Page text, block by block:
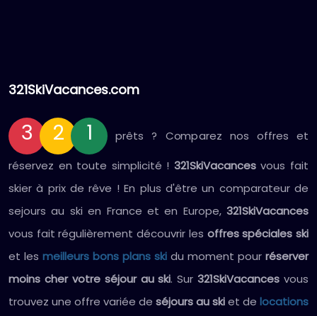
321SkiVacances.com
3 2 1
prêts ? Comparez nos offres et
réservez en toute simplicité ! 321SkiVacancesvous fait
skier à prix de rêve ! En plus d'être un comparateur de
sejours au ski en France et en Europe, 321SkiVacances
vous fait régulièrement découvrir les offres spéciales ski
et les meilleurs bons plans ski du moment pour réserver
moins cher votre séjour au ski. Sur321SkiVacances vous
trouvez une offre variée de séjours au skiet de locations